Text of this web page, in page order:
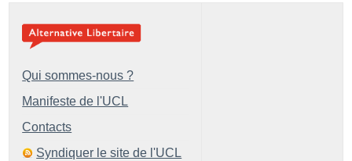
Qui sommes-nous ?
Manifeste de l'UCL
Contacts
Syndiquer le site de l'UCL